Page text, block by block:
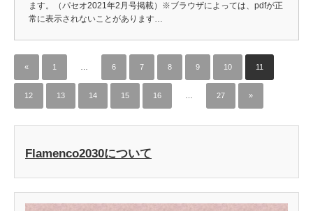
ます。（パセオ2021年2月号掲載）※ブラウザによっては、pdfが正
常に表示されないことがあります…
« 1 6 7 8 9 10 11
12 13 14 15 16 27 »
Flamenco2030について